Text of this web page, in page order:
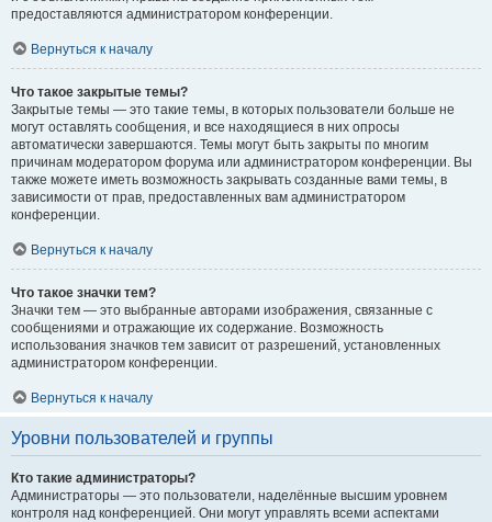
предоставляются администратором конференции.
Вернуться к началу
Что такое закрытые темы?
Закрытые темы — это такие темы, в которых пользователи больше не
могут оставлять сообщения, и все находящиеся в них опросы
автоматически завершаются. Темы могут быть закрыты по многим
причинам модератором форума или администратором конференции. Вы
также можете иметь возможность закрывать созданные вами темы, в
зависимости от прав, предоставленных вам администратором
конференции.
Вернуться к началу
Что такое значки тем?
Значки тем — это выбранные авторами изображения, связанные с
сообщениями и отражающие их содержание. Возможность
использования значков тем зависит от разрешений, установленных
администратором конференции.
Вернуться к началу
Уровни пользователей и группы
Кто такие администраторы?
Администраторы — это пользователи, наделённые высшим уровнем
контроля над конференцией. Они могут управлять всеми аспектами